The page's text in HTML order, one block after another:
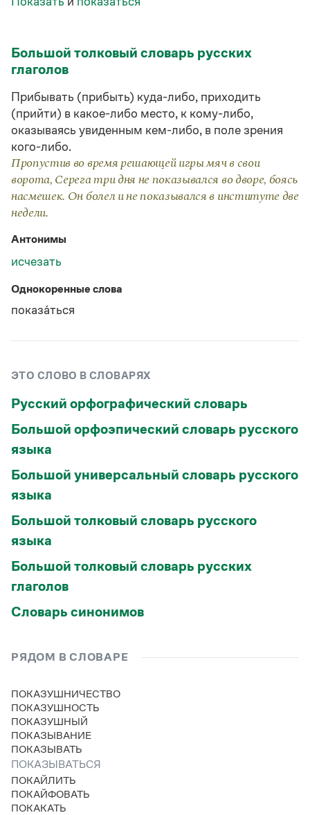
Статьи
Лекции и подкасты
Учебник Грамоты
Правила русского языка: от азов до тонкостей
Интерактивные упражнения: от простого к сложному
Скороговорки
Словари
Учебники и справочники
Большой толковый словарь русских
глаголов
Прибывать (прибыть) куда-либо, приходить
(прийти) в какое-либо место, к кому-либо,
оказываясь увиденным кем-либо, в поле зрения
кого-либо.
Пропустив во время решающей игры мяч в свои
ворота, Серега три дня не показывался во дворе, боясь
насмешек. Он болел и не показывался в институте две
недели.
Антонимы
исчезать
Однокоренные слова
показа́ться
ЭТО СЛОВО В СЛОВАРЯХ
Русский орфографический словарь
Большой орфоэпический словарь русского
языка
Большой универсальный словарь русского
языка
Большой толковый словарь русского
языка
Большой толковый словарь русских
глаголов
Словарь синонимов
РЯДОМ В СЛОВАРЕ
ПОКАЗУШНИЧЕСТВО
ПОКАЗУШНОСТЬ
ПОКАЗУШНЫЙ
ПОКАЗЫВАНИЕ
ПОКАЗЫВАТЬ
ПОКАЗЫВАТЬСЯ
ПОКАЙЛИТЬ
ПОКАЙФОВАТЬ
ПОКАКАТЬ